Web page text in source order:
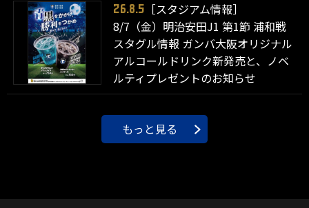
26.8.5
［スタジアム情報］
8/7（金）明治安田J1 第1節 浦和戦
スタグル情報 ガンバ大阪オリジナル
アルコールドリンク新発売と、ノベ
ルティプレゼントのお知らせ
もっと見る